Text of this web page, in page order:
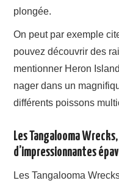
plongée.
On peut par exemple
pouvez découvrir des
mentionner Heron
nager dans un
différents poissons
Les Tangalooma
d’impressionnantes
Les Tangalooma